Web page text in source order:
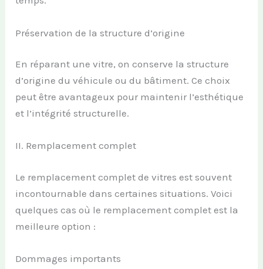
Préservation de la structure d’origine
En réparant une vitre, on conserve la structure
d’origine du véhicule ou du bâtiment. Ce choix
peut être avantageux pour maintenir l’esthétique
et l’intégrité structurelle.
II. Remplacement complet
Le remplacement complet de vitres est souvent
incontournable dans certaines situations. Voici
quelques cas où le remplacement complet est la
meilleure option :
Dommages importants